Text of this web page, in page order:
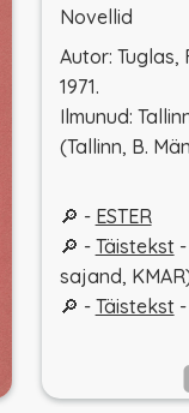
Novellid
Autor: Tuglas,
1971.
Ilmunud:
(Tallinn, B.
🔎 - ESTER
🔎 - Täistekst-
sajand,
🔎 - Täistekst-